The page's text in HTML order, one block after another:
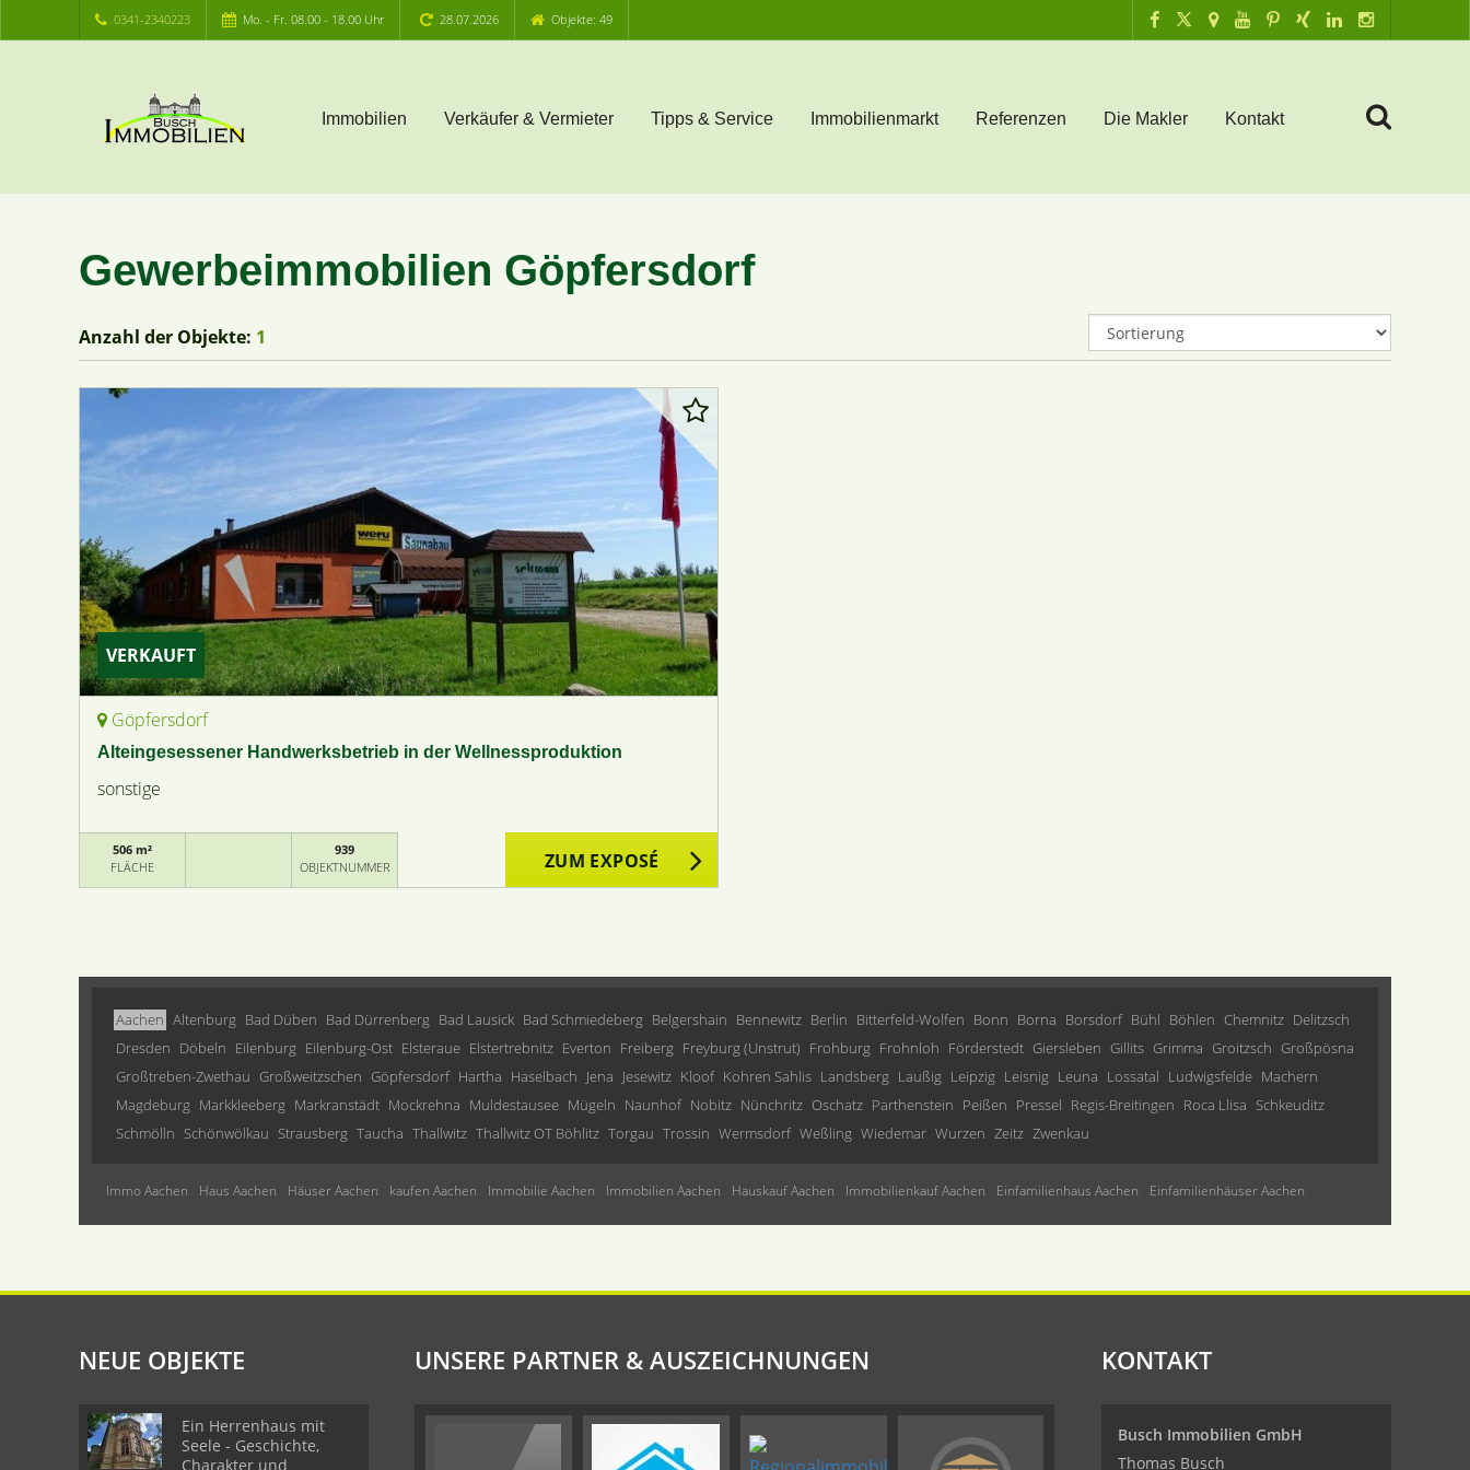
0341-2340223 Mo. - Fr. 08.00 - 18.00 Uhr 28.07.2026 Objekte: 49
Immobilien Verkäufer & Vermieter Tipps & Service Immobilienmarkt Referenzen Die Makler Kontakt
Gewerbeimmobilien Göpfersdorf
Anzahl der Objekte: 1
VERKAUFT
Göpfersdorf
Alteingesessener Handwerksbetrieb in der Wellnessproduktion
sonstige
506 m²
FLÄCHE
939
OBJEKTNUMMER
ZUM EXPOSÉ
Aachen Altenburg Bad Düben Bad Dürrenberg Bad Lausick Bad Schmiedeberg Belgershain Bennewitz Berlin Bitterfeld-Wolfen Bonn Borna Borsdorf Bühl Böhlen Chemnitz Delitzsch
Dresden Döbeln Eilenburg Eilenburg-Ost Elsteraue Elstertrebnitz Everton Freiberg Freyburg (Unstrut) Frohburg Frohnloh Förderstedt Giersleben Gillits Grimma Groitzsch Großpösna
Großtreben-Zwethau Großweitzschen Göpfersdorf Hartha Haselbach Jena Jesewitz Kloof Kohren Sahlis Landsberg Laußig Leipzig Leisnig Leuna Lossatal Ludwigsfelde Machern
Magdeburg Markkleeberg Markranstädt Mockrehna Muldestausee Mügeln Naunhof Nobitz Nünchritz Oschatz Parthenstein Peißen Pressel Regis-Breitingen Roca Llisa Schkeuditz
Schmölln Schönwölkau Strausberg Taucha Thallwitz Thallwitz OT Böhlitz Torgau Trossin Wermsdorf Weßling Wiedemar Wurzen Zeitz Zwenkau
Immo Aachen Haus Aachen Häuser Aachen kaufen Aachen Immobilie Aachen Immobilien Aachen Hauskauf Aachen Immobilienkauf Aachen Einfamilienhaus Aachen Einfamilienhäuser Aachen
NEUE OBJEKTE
Ein Herrenhaus mit
Seele - Geschichte,
Charakter und
UNSERE PARTNER & AUSZEICHNUNGEN KONTAKT
Busch Immobilien GmbH
Thomas Busch